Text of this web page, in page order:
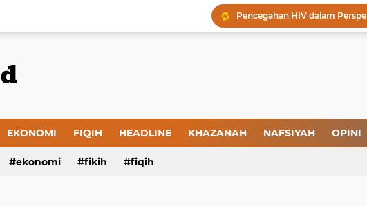
Menjaga Hadis, Menjaga
"Londo Ireng", Saat Hasan
EKONOMI FIQIH HEADLINE KHAZANAH NAFSIYAH OPINI
ekonomi fikih fiqih